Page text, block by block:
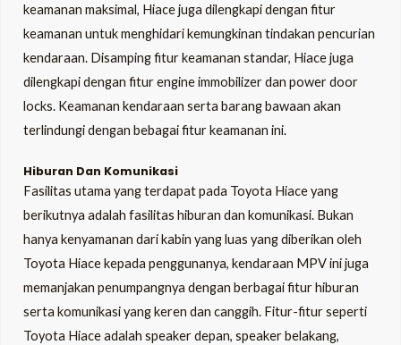
keamanan maksimal, Hiace juga dilengkapi dengan fitur
keamanan untuk menghidari kemungkinan tindakan pencurian
kendaraan. Disamping fitur keamanan standar, Hiace juga
dilengkapi dengan fitur engine immobilizer dan power door
locks. Keamanan kendaraan serta barang bawaan akan
terlindungi dengan bebagai fitur keamanan ini.
Hiburan Dan Komunikasi
Fasilitas utama yang terdapat pada Toyota Hiace yang
berikutnya adalah fasilitas hiburan dan komunikasi. Bukan
hanya kenyamanan dari kabin yang luas yang diberikan oleh
Toyota Hiace kepada penggunanya, kendaraan MPV ini juga
memanjakan penumpangnya dengan berbagai fitur hiburan
serta komunikasi yang keren dan canggih. Fitur-fitur seperti
Toyota Hiace adalah speaker depan, speaker belakang,